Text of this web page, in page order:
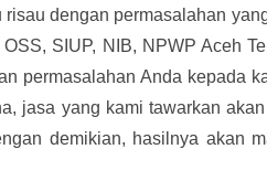
dengan permasalahan
SIUP, NIB, NPWP Aceh
permasalahan Anda kepada
jasa yang kami tawarkan
demikian, hasilnya akan